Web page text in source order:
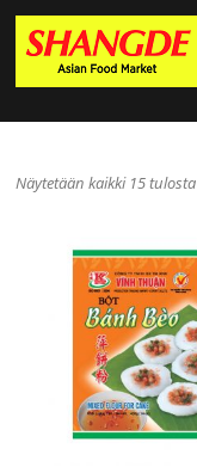
Siirry
suoraan
sisältöön
Näytetään kaikki 15 tulosta